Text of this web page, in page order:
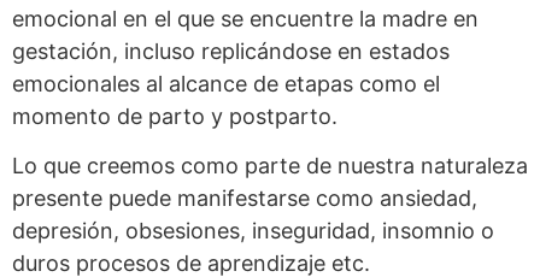
emocional en el que se encuentre la madre en
gestación, incluso replicándose en estados
emocionales al alcance de etapas como el
momento de parto y postparto.
Lo que creemos como parte de nuestra naturaleza
presente puede manifestarse como ansiedad,
depresión, obsesiones, inseguridad, insomnio o
duros procesos de aprendizaje etc.